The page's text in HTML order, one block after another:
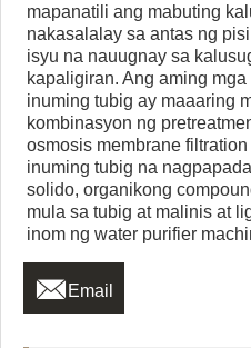
mapanatili ang mabuting
nakasalalay sa antas ng
isyu na nauugnay sa
kapaligiran. Ang aming
inuming tubig ay maaaring
kombinasyon ng
osmosis membrane
inuming tubig na
solido, organikong
mula sa tubig at malinis at
inom ng water purifier
 Email